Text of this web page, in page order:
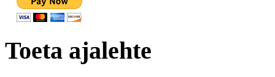
Toeta ajalehte